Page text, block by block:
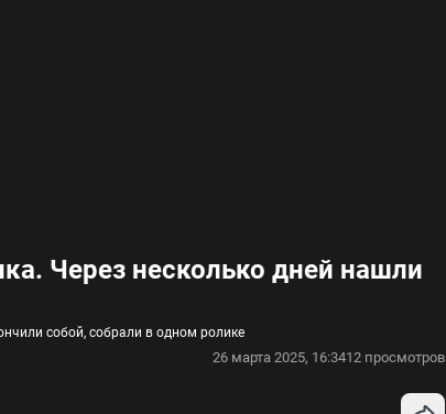
Через несколько дней нашли
собой, собрали в одном ролике
26 марта 2025, 16:3412 просмотров